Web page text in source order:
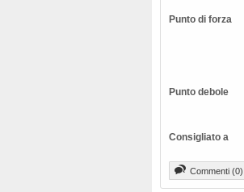
Punto di forza
Punto debole
Consigliato a
Commenti (0)